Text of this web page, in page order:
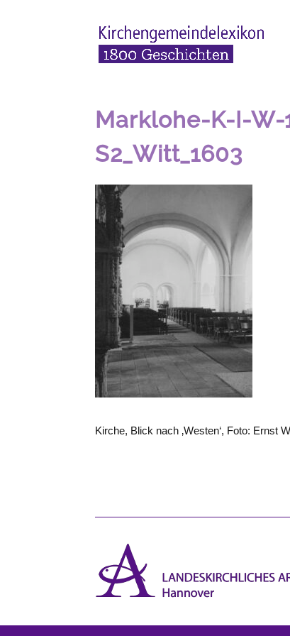
Marklohe-K-I-W-
S2_Witt_1603
Kirche, Blick nach ‚Westen‘, Foto: Ernst